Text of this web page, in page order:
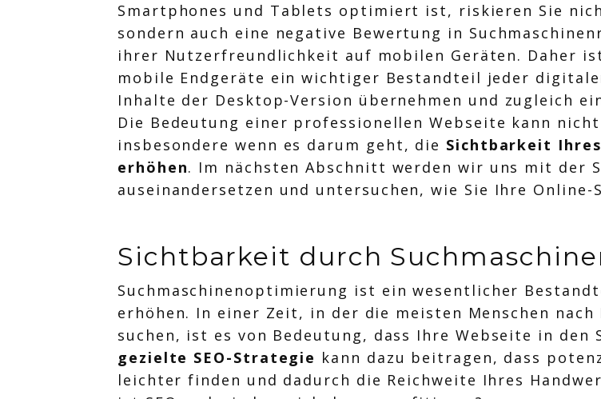
Smartphones und Tablets optimiert ist, riskieren Sie
sondern auch eine negative Bewertung in
ihrer Nutzerfreundlichkeit auf mobilen Geräten. Daher
mobile Endgeräte ein wichtiger Bestandteil jeder
Inhalte der Desktop-Version übernehmen und zugleich
Die Bedeutung einer professionellen Webseite kann
insbesondere wenn es darum geht, die Sichtbarkeit
erhöhen. Im nächsten Abschnitt werden wir uns mit der
auseinandersetzen und untersuchen, wie Sie Ihre
Sichtbarkeit durch
Suchmaschinenoptimierung ist ein wesentlicher
erhöhen. In einer Zeit, in der die meisten Menschen
suchen, ist es von Bedeutung, dass Ihre Webseite in
gezielte SEO-Strategie kann dazu beitragen, dass
leichter finden und dadurch die Reichweite Ihres